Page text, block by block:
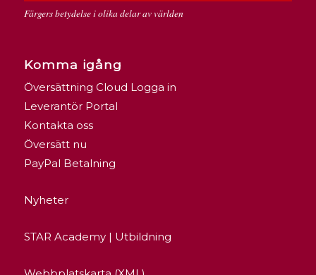
Färgers betydelse i olika delar av världen
Komma igång
Översättning Cloud Logga in
Leverantör Portal
Kontakta oss
Översätt nu
PayPal Betalning
Nyheter
STAR Academy | Utbildning